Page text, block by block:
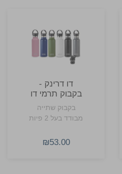
דו דרינק -
בקבוק תרמי דו
שימושי
בקבוק שתייה
מבודד בעל 2 פיות
₪53.00